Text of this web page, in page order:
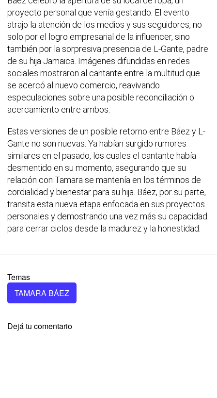
proyecto personal que venía gestando. El evento
atrajo la atención de los medios y sus seguidores, no
solo por el logro empresarial de la influencer, sino
también por la sorpresiva presencia de L-Gante, padre
de su hija Jamaica. Imágenes difundidas en redes
sociales mostraron al cantante entre la multitud que
se acercó al nuevo comercio, reavivando
especulaciones sobre una posible reconciliación o
acercamiento entre ambos.
Estas versiones de un posible retorno entre Báez y L-
Gante no son nuevas. Ya habían surgido rumores
similares en el pasado, los cuales el cantante había
desmentido en su momento, asegurando que su
relación con Tamara se mantenía en los términos de
cordialidad y bienestar para su hija. Báez, por su parte,
transita esta nueva etapa enfocada en sus proyectos
personales y demostrando una vez más su capacidad
para cerrar ciclos desde la madurez y la honestidad.
Temas
TAMARA BÁEZ
Dejá tu comentario